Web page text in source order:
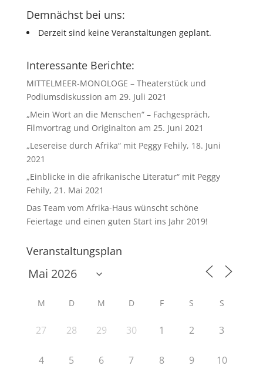
Demnächst bei uns:
Derzeit sind keine Veranstaltungen geplant.
Interessante Berichte:
MITTELMEER-MONOLOGE – Theaterstück und
Podiumsdiskussion am 29. Juli 2021
„Mein Wort an die Menschen“ – Fachgespräch,
Filmvortrag und Originalton am 25. Juni 2021
„Lesereise durch Afrika“ mit Peggy Fehily, 18. Juni
2021
„Einblicke in die afrikanische Literatur“ mit Peggy
Fehily, 21. Mai 2021
Das Team vom Afrika-Haus wünscht schöne
Feiertage und einen guten Start ins Jahr 2019!
Veranstaltungsplan
M D M D F S S
27 28 29 30 1 2 3
4 5 6 7 8 9 10